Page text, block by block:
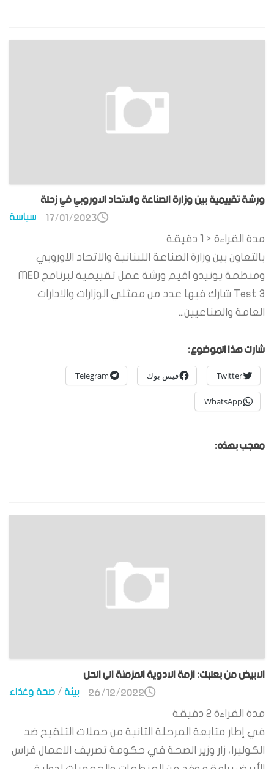
ورشة تقييمية بين وزارة الصناعة والاتحاد الاوروبي في زحلة
سياسة 17/01/2023
مدة القراءة < 1
دقيقة
بالتعاون بين وزارة الصناعة اللبنانية والاتحاد الاوروبي
ومنظمة يونيدو اقيم ورشة عمل تقييمية لبرنامج MED
Test 3 شارك فيها عدد من ممثلي الوزارات والادارات
العامة والصناعيين...
شارك هذا الموضوع:
Twitter فيس بوك Telegram
WhatsApp
معجب بهذه:
الابيض من بعلبك: ازمة الادوية المزمنة الى الحل
بيئة/صحة وغذاء 26/12/2022
مدة القراءة 2 دقيقة
في إطار متابعة المرحلة الثانية من حملات التلقيح ضد
الكوليرا، زار وزير الصحة في حكومة تصريف الاعمال فراس